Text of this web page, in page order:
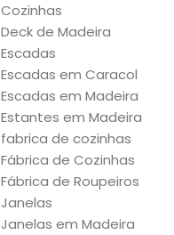
Cozinhas
Deck de Madeira
Escadas
Escadas em Caracol
Escadas em Madeira
Estantes em Madeira
fabrica de cozinhas
Fábrica de Cozinhas
Fábrica de Roupeiros
Janelas
Janelas em Madeira